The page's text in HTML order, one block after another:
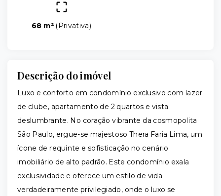
68 m² (Privativa)
Descrição do imóvel
Luxo e conforto em condomínio exclusivo com lazer
de clube, apartamento de 2 quartos e vista
deslumbrante. No coração vibrante da cosmopolita
São Paulo, ergue-se majestoso Thera Faria Lima, um
ícone de requinte e sofisticação no cenário
imobiliário de alto padrão. Este condomínio exala
exclusividade e oferece um estilo de vida
verdadeiramente privilegiado, onde o luxo se